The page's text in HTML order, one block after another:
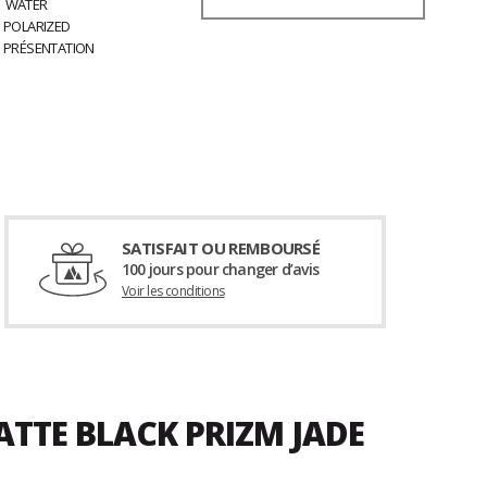
SATISFAIT OU REMBOURSÉ
100 jours pour changer d’avis
Voir les conditions
BLACK PRIZM JADE